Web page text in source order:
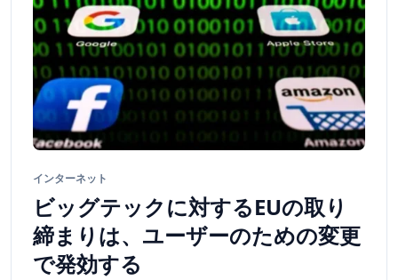
インターネット
ビッグテックに対するEUの取り
締まりは、ユーザーのための変更
で発効する